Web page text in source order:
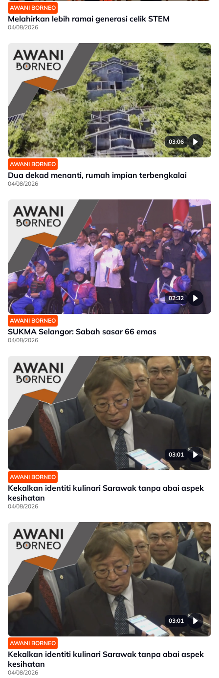
AWANI BORNEO
Melahirkan lebih ramai generasi celik STEM
04/08/2026
03:06
AWANI BORNEO
Dua dekad menanti, rumah impian terbengkalai
04/08/2026
02:32
AWANI BORNEO
SUKMA Selangor: Sabah sasar 66 emas
04/08/2026
03:01
AWANI BORNEO
Kekalkan identiti kulinari Sarawak tanpa abai aspek
kesihatan
04/08/2026
03:01
AWANI BORNEO
Kekalkan identiti kulinari Sarawak tanpa abai aspek
kesihatan
04/08/2026